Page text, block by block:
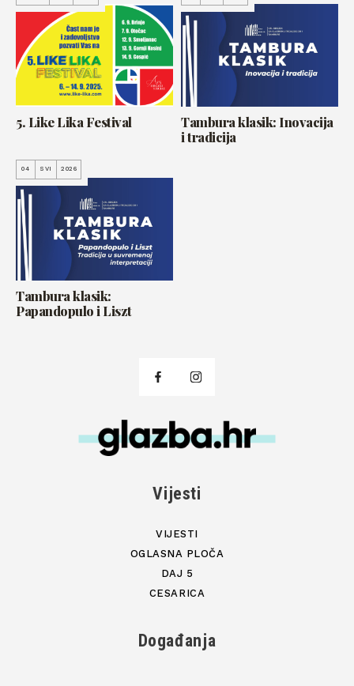
5. Like Lika Festival
Tambura klasik: Inovacija
i tradicija
04 SVI 2026
Tambura klasik:
Papandopulo i Liszt
Vijesti
VIJESTI
OGLASNA PLOČA
DAJ 5
CESARICA
Događanja